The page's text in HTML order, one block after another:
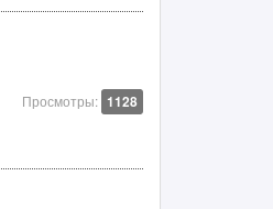
Просмотры: 1128